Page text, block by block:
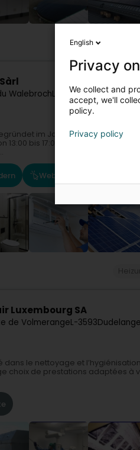
Elektrizität
WalebrochL-9291Diekirch
im Jahr 2002 von Herrn
13:00 bis 17:00 Uhr in ihrem
Website
Luxembourg SA
de VolmerangeL-3593
dans le nettoyage et
choix de prestations adaptées à
English
Privacy
We collect and
accept, we'll
policy.
Privacy policy